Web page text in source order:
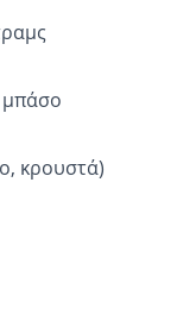
κρουστά)